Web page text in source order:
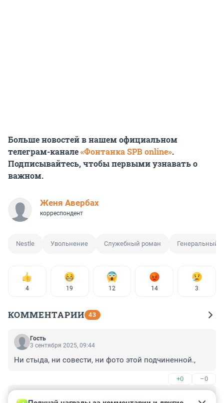
Больше новостей в нашем официальном
телеграм-канале«Фонтанка SPB online».
Подписывайтесь, чтобы первыми узнавать о
важном.
Женя Авербах
корреспондент
Nestle Увольнение Служебный роман Генеральный
4 19 12 14 3
КОММЕНТАРИИ 43
Гость
3 сентября 2025, 09:44
Ни стыда, ни совести, ни фото этой подчиненной.,
+0 –0
2 сентября 2025, 13:35